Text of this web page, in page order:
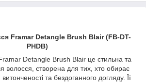
Framar Detangle Brush Blair (FB-DT-
PHDB)
Detangle Brush Blair це стильна та
волосся, створена для тих, хто обирає
та бездоганного догляду. Її